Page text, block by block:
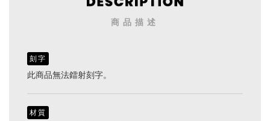
商品描述
刻字
此商品無法鐳射刻字。
材質